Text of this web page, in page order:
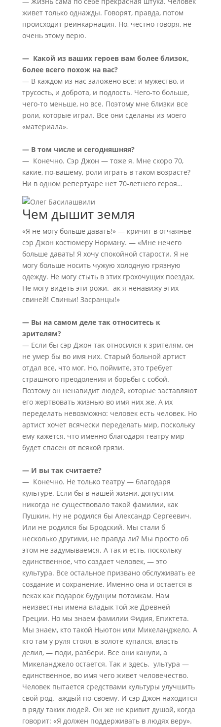
живет только однажды. Говорят, правда, потом
происходит реинкарнация. Но, честно говоря, не
очень этому верю.
— Какой из ваших героев вам более близок,
более всего похож на вас?
— В каждом из нас заложено все: и мужество, и
трусость, и доброта, и подлость. Чего-то больше,
чего-то меньше, но все. Поэтому мне близки все
роли, которые играл. Все они сделаны из моего
«материала».
— В том числе и сегодняшняя?
— Конечно. Сэр Джон — тоже я. Мне скоро 70,
какие, по-вашему, роли играть в таком возрасте?
Ни в одном репертуаре нет 70-летнего героя…
Чем дышит земля
«Я не могу больше давать!» — кричит в отчаянье
сэр Джон костюмеру Норману. — «Мне нечего
больше давать! Я хочу спокойной старости. Я не
могу больше носить чужую холодную грязную
одежду. Не могу стыть в этих грохочущих поездах.
Не могу видеть эти рожи. ак я ненавижу этих
свиней! Свиньи! Засранцы!»
— Вы на самом деле так относитесь к
зрителям?
— Если бы сэр Джон так относился к зрителям, он
не умер бы во имя них. Старый больной артист
отдал все, что мог. Но, поймите, это требует
страшного преодоления и борьбы с собой.
Поэтому он ненавидит людей, которые заставляют
его жертвовать жизнью во имя них же. А их
переделать невозможно: человек есть человек. Но
артист хочет всячески переделать мир, поскольку
ему кажется, что именно благодаря театру мир
будет спасен от всякой грязи.
— И вы так считаете?
— Конечно. Не только театру — благодаря
культуре. Если бы в нашей жизни, допустим,
никогда не существовало такой фамилии, как
Пушкин. Ну не родился бы Александр Сергеевич.
Или не родился бы Бродский. Мы стали б
несколько другими, не правда ли? Мы просто об
этом не задумываемся. А так и есть, поскольку
единственное, что создает человек, — это
культура. Все остальное призвано обслуживать ее
создание и сохранение. Именно она и остается в
веках как подарок будущим потомкам. Нам
неизвестны имена владык той же Древней
Греции. Но мы знаем фамилии Фидия, Епиктета.
Мы знаем, кто такой Ньютон или Микеланджело. А
кто там у руля стоял, в золоте купался, власть
делил, — поди, разбери. Все они канули, а
Микеланджело остается. Так и здесь. ультура —
единственное, во имя чего живет человечество.
Человек пытается средствами культуры улучшить
свой род. аждый по-своему. И сэр Джон находится
в ряду таких людей. Он же не кривит душой, когда
говорит: «Я должен поддерживать в людях веру».